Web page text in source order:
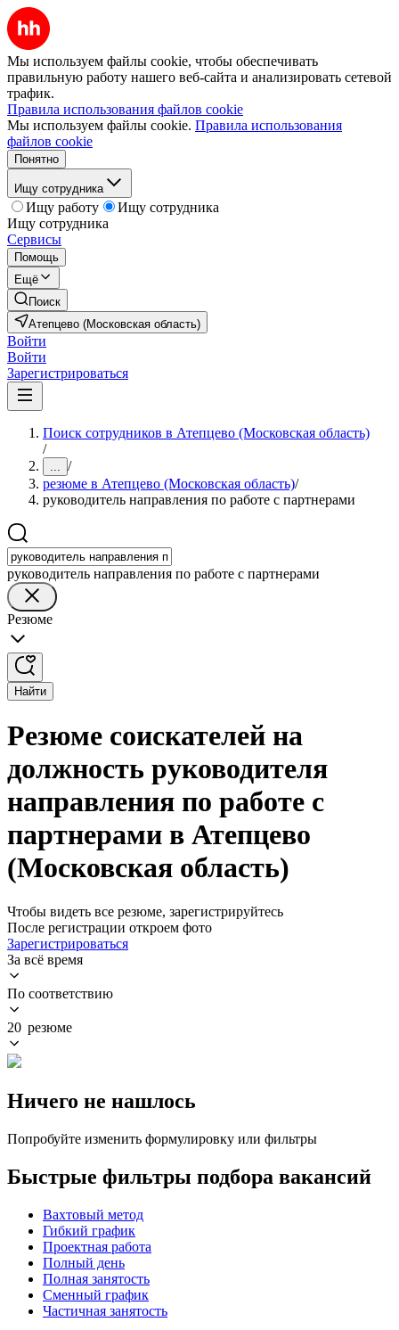
Мы используем файлы cookie, чтобы обеспечивать
правильную работу нашего веб-сайта и анализировать сетевой
трафик.
Правила использования файлов cookie
Мы используем файлы cookie. Правила использования
файлов cookie
Понятно
Ищу сотрудника
Ищу работу
Ищу сотрудника
Ищу сотрудника
Сервисы
Помощь
Ещё
Поиск
Атепцево (Московская область)
Войти
Войти
Зарегистрироваться
Поиск сотрудников в Атепцево (Московская область)
/
... /
резюме в Атепцево (Московская область)/
руководитель направления по работе с партнерами
руководитель направления по работе с партнерами
Резюме
Найти
Резюме соискателей на
должность руководителя
направления по работе с
партнерами в Атепцево
(Московская область)
Чтобы видеть все резюме, зарегистрируйтесь
После регистрации откроем фото
Зарегистрироваться
За всё время
По соответствию
20 резюме
Ничего не нашлось
Попробуйте изменить формулировку или фильтры
Быстрые фильтры подбора вакансий
Вахтовый метод
Гибкий график
Проектная работа
Полный день
Полная занятость
Сменный график
Частичная занятость